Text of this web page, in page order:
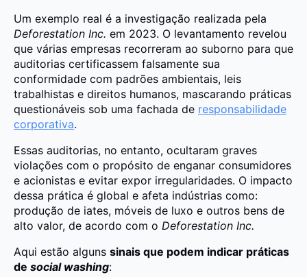
Um exemplo real é a investigação realizada pela
Deforestation Inc. em 2023. O levantamento revelou
que várias empresas recorreram ao suborno para que
auditorias certificassem falsamente sua
conformidade com padrões ambientais, leis
trabalhistas e direitos humanos, mascarando práticas
questionáveis sob uma fachada de responsabilidade
corporativa.
Essas auditorias, no entanto, ocultaram graves
violações com o propósito de enganar consumidores
e acionistas e evitar expor irregularidades. O impacto
dessa prática é global e afeta indústrias como:
produção de iates, móveis de luxo e outros bens de
alto valor, de acordo com o Deforestation Inc.
Aqui estão alguns sinais que podem indicar práticas
de social washing: